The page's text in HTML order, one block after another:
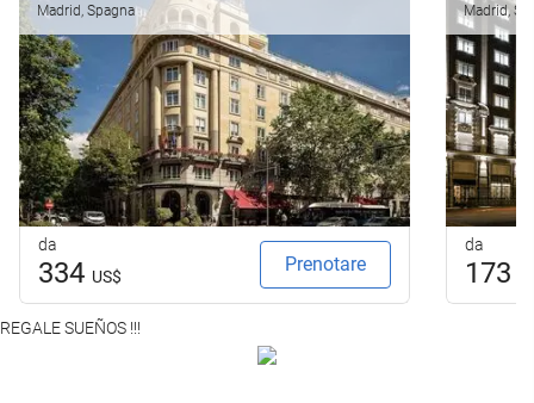
Madrid, Spagna
da
334 US$
Prenotare
Madrid,
da
173
REGALE SUEÑOS !!!